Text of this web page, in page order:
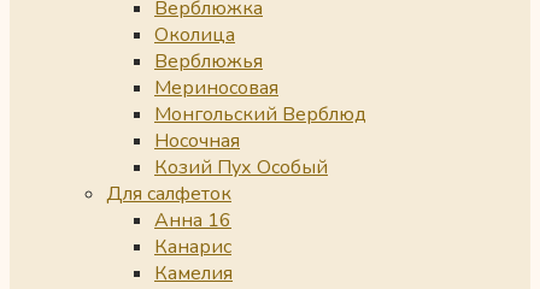
Верблюжка
Околица
Верблюжья
Мериносовая
Монгольский Верблюд
Носочная
Козий Пух Особый
Для салфеток
Анна 16
Канарис
Камелия